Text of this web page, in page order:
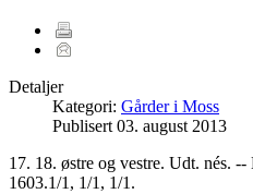
Detaljer
Kategori: Gårder i Moss
Publisert 03. august 2013
17. 18. østre og vestre. Udt. nés.
1603.1/1, 1/1, 1/1.